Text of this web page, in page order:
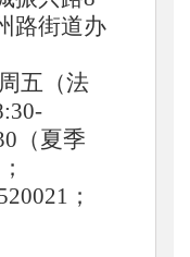
路街道办
五（法
（夏季
；